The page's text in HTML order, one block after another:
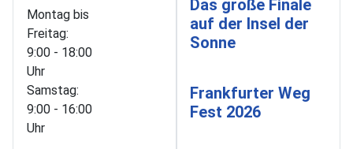
Montag bis
Freitag:
9:00 - 18:00
Uhr
Samstag:
9:00 - 16:00
Uhr
Das große Finale
auf der Insel der
Sonne
Frankfurter Weg
Fest 2026